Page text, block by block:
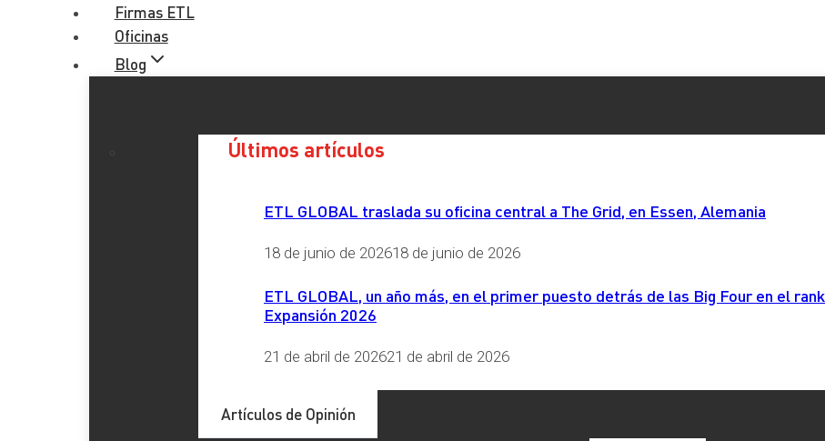
Firmas ETL
Oficinas
Blog
Últimos artículos
ETL GLOBAL traslada su oficina central a The Grid, en Essen, Alemania
18 de junio de 202618 de junio de 2026
ETL GLOBAL, un año más, en el primer puesto detrás de las Big Four en el
Expansión 2026
21 de abril de 202621 de abril de 2026
Artículos de Opinión